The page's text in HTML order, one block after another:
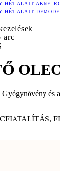
HÉT ALATT
HÉT ALATT
arc
és